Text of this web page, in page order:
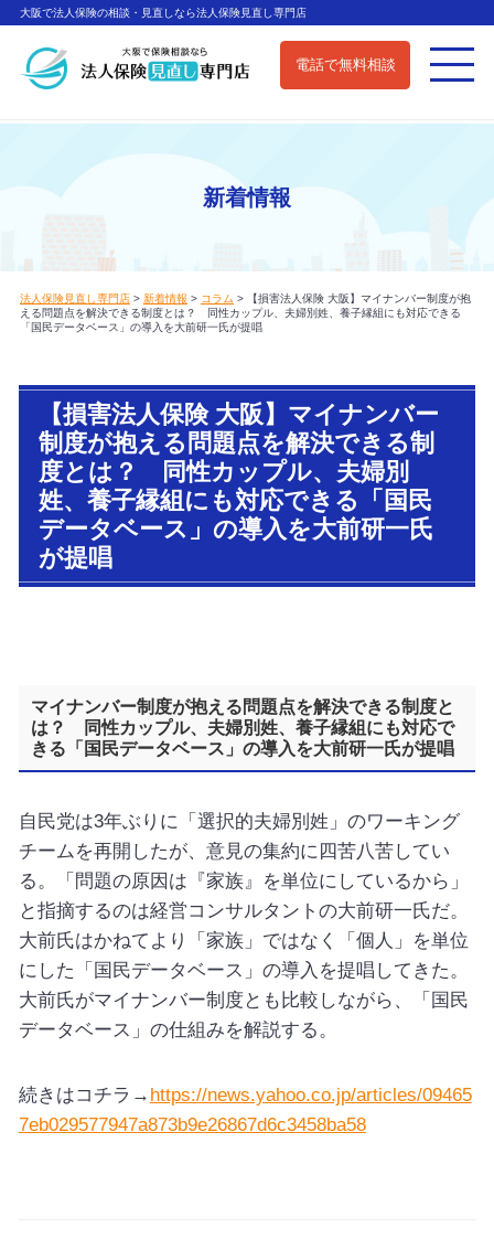
大阪で法人保険の相談・見直しなら法人保険見直し専門店
電話で無料相談
新着情報
法人保険見直し専門店> 新着情報 > コラム >
【損害法人保険 大阪】マイナンバー制度が抱
える問題点を解決できる制度とは？ 同性カップル、夫婦別姓、養子縁組にも対応できる
「国民データベース」の導入を大前研一氏が提唱
【損害法人保険 大阪】マイナンバー
制度が抱える問題点を解決できる制
度とは？ 同性カップル、夫婦別
姓、養子縁組にも対応できる「国民
データベース」の導入を大前研一氏
が提唱
マイナンバー制度が抱える問題点を解決できる制度と
は？ 同性カップル、夫婦別姓、養子縁組にも対応で
きる「国民データベース」の導入を大前研一氏が提唱
自民党は3年ぶりに「選択的夫婦別姓」のワーキング
チームを再開したが、意見の集約に四苦八苦してい
る。「問題の原因は『家族』を単位にしているから」
と指摘するのは経営コンサルタントの大前研一氏だ。
大前氏はかねてより「家族」ではなく「個人」を単位
にした「国民データベース」の導入を提唱してきた。
大前氏がマイナンバー制度とも比較しながら、「国民
データベース」の仕組みを解説する。
続きはコチラ→ https://news.yahoo.co.jp/articles/09465
7eb029577947a873b9e26867d6c3458ba58